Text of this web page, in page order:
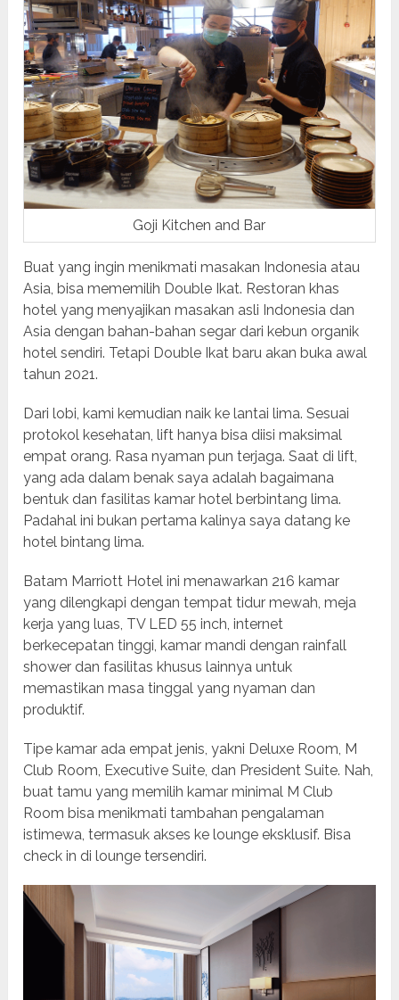
Goji Kitchen and Bar
Buat yang ingin menikmati masakan Indonesia atau
Asia, bisa mememilih Double Ikat. Restoran khas
hotel yang menyajikan masakan asli Indonesia dan
Asia dengan bahan-bahan segar dari kebun organik
hotel sendiri. Tetapi Double Ikat baru akan buka awal
tahun 2021.
Dari lobi, kami kemudian naik ke lantai lima. Sesuai
protokol kesehatan, lift hanya bisa diisi maksimal
empat orang. Rasa nyaman pun terjaga. Saat di lift,
yang ada dalam benak saya adalah bagaimana
bentuk dan fasilitas kamar hotel berbintang lima.
Padahal ini bukan pertama kalinya saya datang ke
hotel bintang lima.
Batam Marriott Hotel ini menawarkan 216 kamar
yang dilengkapi dengan tempat tidur mewah, meja
kerja yang luas, TV LED 55 inch, internet
berkecepatan tinggi, kamar mandi dengan rainfall
shower dan fasilitas khusus lainnya untuk
memastikan masa tinggal yang nyaman dan
produktif.
Tipe kamar ada empat jenis, yakni Deluxe Room, M
Club Room, Executive Suite, dan President Suite. Nah,
buat tamu yang memilih kamar minimal M Club
Room bisa menikmati tambahan pengalaman
istimewa, termasuk akses ke lounge eksklusif. Bisa
check in di lounge tersendiri.